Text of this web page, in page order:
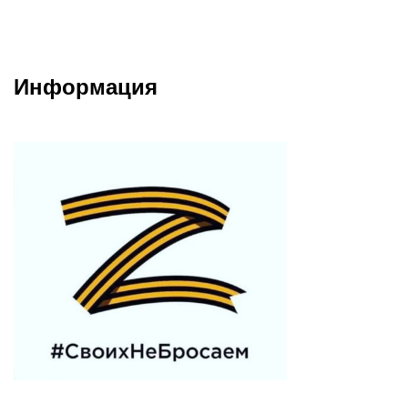
Информация